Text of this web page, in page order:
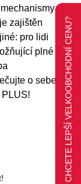
zajištěn
pro lidi
plné
o sebe
CHCETE LEPŠÍ VELKOOBCHODNÍ CENU?